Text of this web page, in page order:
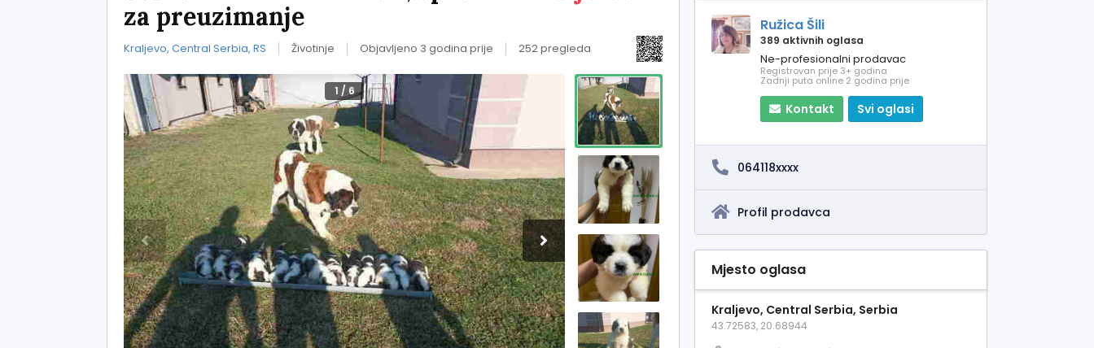
za preuzimanje
Kraljevo, Central Serbia, RS Životinje Objavljeno 3 godina prije 252 pregleda
1 / 6
Ružica Šili
389 aktivnih oglasa
Ne-profesionalni prodavac
Registrovan prije 3+ godina
Zadnji puta online 2 godina prije
Kontakt Svi oglasi
064118xxxx
Profil prodavca
Mjesto oglasa
Kraljevo, Central Serbia, Serbia
43.72583, 20.68944